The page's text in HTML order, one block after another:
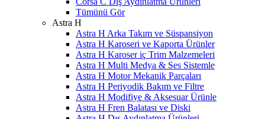
Tümünü Gör
Astra H
Astra H Arka Takım ve Süspansiyon
Astra H Karoseri ve Kaporta Ürünler
Astra H Karoser iç Trim Malzemeleri
Astra H Multi Medya & Ses Sistemle
Astra H Motor Mekanik Parçaları
Astra H Periyodik Bakım ve Filtre
Astra H Modifiye & Aksesuar Ürünle
Astra H Fren Balatası ve Diski